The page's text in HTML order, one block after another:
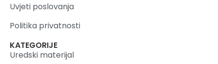
Uvjeti poslovanja
Politika privatnosti
KATEGORIJE
Uredski materijal